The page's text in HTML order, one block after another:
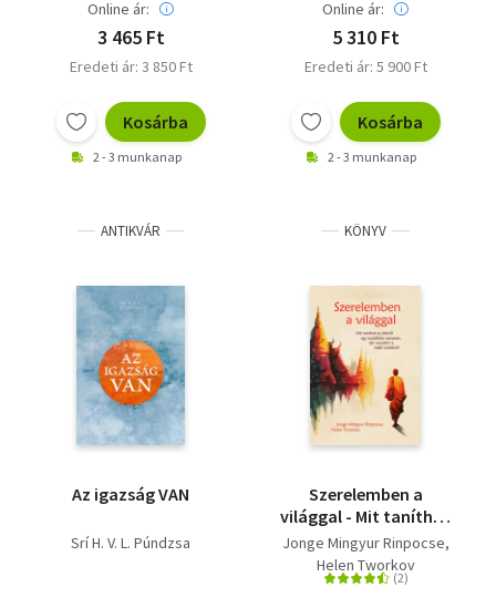
Online ár:
3 465 Ft
Eredeti ár: 3 850 Ft
Kosárba
2 - 3 munkanap
Online ár:
5 310 Ft
Eredeti ár: 5 900 Ft
Kosárba
2 - 3 munkanap
ANTIKVÁR
Az igazság VAN
Srí H. V. L. Púndzsa
KÖNYV
Szerelemben a
világgal - Mit taníthat
az életről egy
buddhista szerzetes,
aki visszatért a halál
Jonge Mingyur Rinpocse
Helen Tworkov